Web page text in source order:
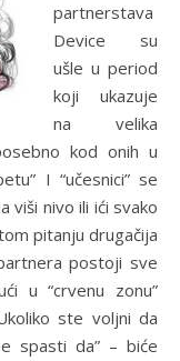
partnerstava
Device su
ušle u period
koji ukazuje
na velika
kod onih u
I “učesnici” se
viši nivo ili ići svako
pitanju drugačija
postoji sve
u “crvenu zonu”
ste voljni da
spasti da” – biće